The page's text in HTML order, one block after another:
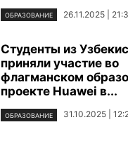
ОБРАЗОВАНИЕ 26.11.2025 |
Студенты из
приняли участие во
флагманском
проекте Huawei в...
ОБРАЗОВАНИЕ 31.10.2025 |